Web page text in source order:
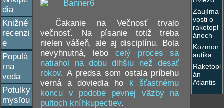
dia
Knižné
recenzi
e
Populá
rna
veda
Potulky
mysľou
Čakanie na Večnosť trvalo
večnosť. Na písanie totiž treba
nielen vášeň, ale aj disciplínu. Bola
nevyhnutná, lebo celý proces sa
natiahol na dobu dlhšiu než desať
rokov. A predsa som ostala príbehu
verná a doviedla ho k šťastnému
koncu v podobe pevnej väzby na
pultoch kníhkupectiev.
Zaujíma
vosti o
raketopl
ánoch
Kozmon
autika
Raketopl
án
Atlantis